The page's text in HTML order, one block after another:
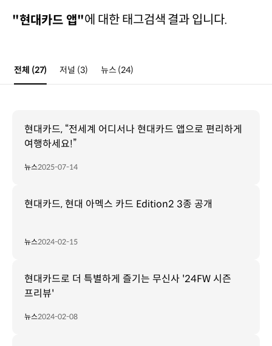
"현대카드 앱"에 대한 태그검색 결과 입니다.
전체 (27) 저널 (3) 뉴스 (24)
현대카드, “전세계 어디서나 현대카드 앱으로 편리하게
여행하세요!”
뉴스2025-07-14
현대카드, 현대 아멕스 카드 Edition2 3종 공개
뉴스2024-02-15
현대카드로 더 특별하게 즐기는 무신사 '24FW 시즌
프리뷰'
뉴스2024-02-08